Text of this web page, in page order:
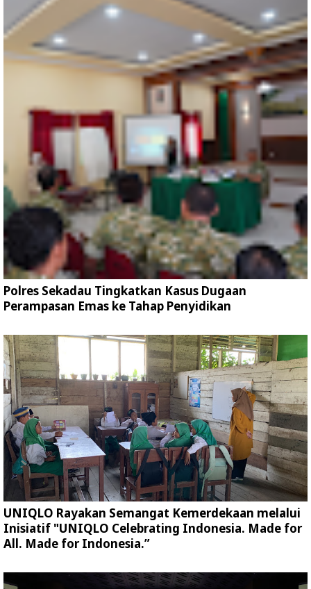
Polres Sekadau Tingkatkan Kasus Dugaan
Perampasan Emas ke Tahap Penyidikan
UNIQLO Rayakan Semangat Kemerdekaan melalui
Inisiatif "UNIQLO Celebrating Indonesia. Made for
All. Made for Indonesia.”